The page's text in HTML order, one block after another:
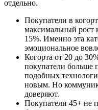
отдельно.
Покупатели в
максимальный рост
15%. Именно эта
эмоциональное
Когорта от 20 до
покупатели больше
подобных
новым. Но
доверяют.
Покупатели 45+ не